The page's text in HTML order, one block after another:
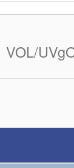
VOL/